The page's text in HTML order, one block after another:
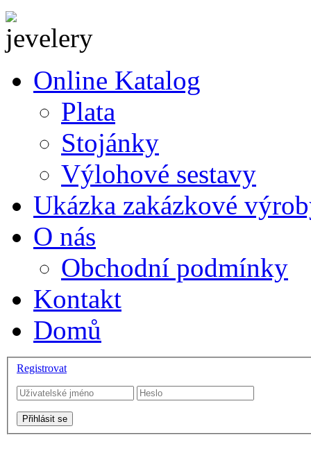
Online Katalog
Plata
Stojánky
Výlohové sestavy
Ukázka zakázkové
O nás
Obchodní podmínky
Kontakt
Domů
Registrovat